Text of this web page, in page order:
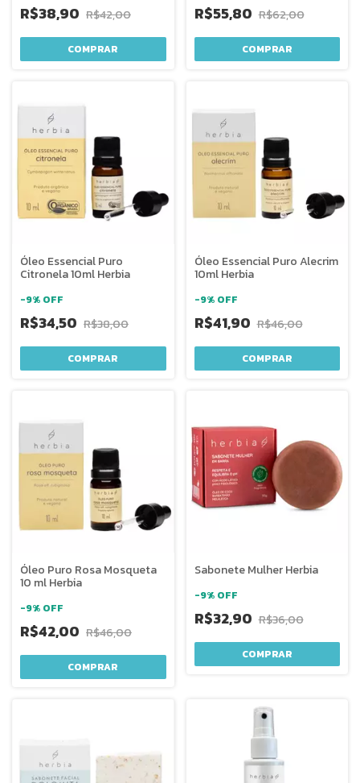
R$38,90 R$42,00 R$55,80 R$62,00
Óleo Essencial Puro
Citronela 10ml Herbia
-9% OFF
R$34,50 R$38,00
Óleo Essencial Puro Alecrim
10ml Herbia
-9% OFF
R$41,90 R$46,00
Óleo Puro Rosa Mosqueta
10 ml Herbia
-9% OFF
R$42,00 R$46,00
Sabonete Mulher Herbia
-9% OFF
R$32,90 R$36,00